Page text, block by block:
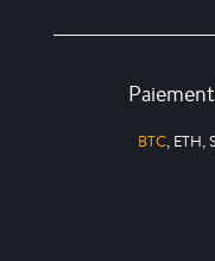
BTC, ETH,